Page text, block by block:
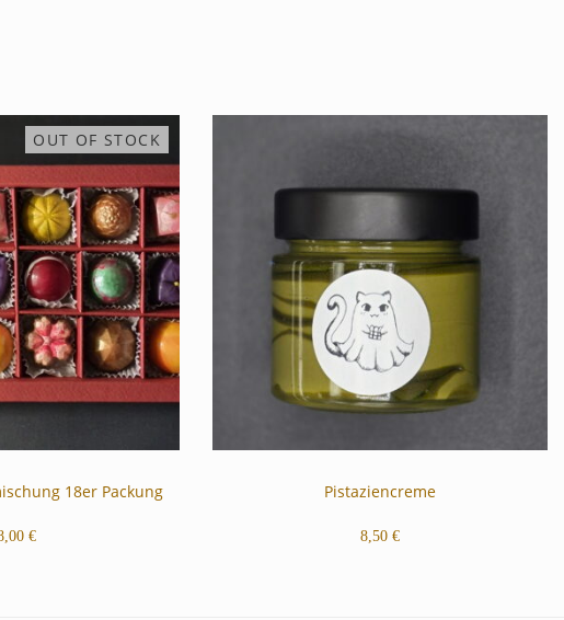
OUT OF STOCK
18er Packung
€
Pistaziencreme
8,50 €